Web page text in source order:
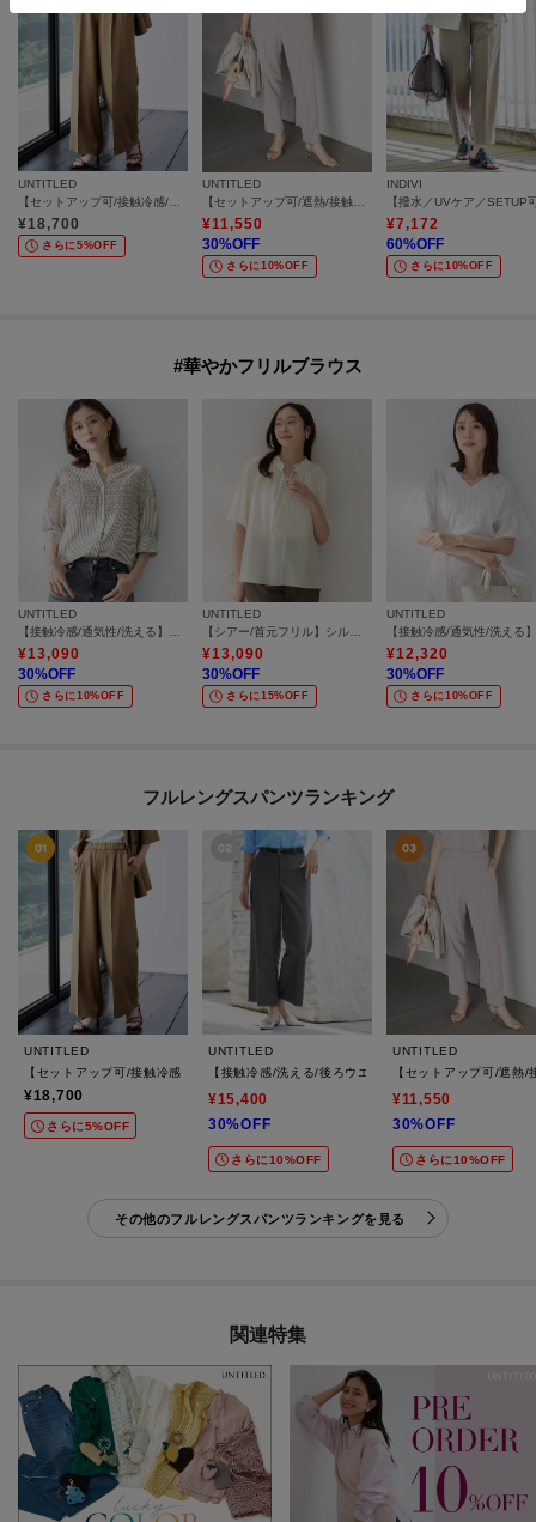
UNTITLED
¥18,700
さらに5%OFF
UNTITLED
¥11,550
30%OFF
さらに10%OFF
INDIVI
¥7,172
60%OFF
さらに10%OFF
#華やかフリルブラウス
UNTITLED
【接触冷感/通気性/洗える】フロントフリルブラウス
¥13,090
30%OFF
さらに10%OFF
UNTITLED
【シアー/首元フリル】シルキーシフォンブラウス
¥13,090
30%OFF
さらに15%OFF
UNTITLED
¥12,320
30%OFF
さらに10%OFF
フルレングスパンツランキング
UNTITLED
【セットアップ可/接触冷感/通気性】エアリークールワイドパンツ
¥18,700
さらに5%OFF
UNTITLED
【接触冷感/洗える/後ろウエストゴム】オックスワイド
¥15,400
30%OFF
さらに10%OFF
UNTITLED
【セットアップ可/遮熱
¥11,550
30%OFF
さらに10%OFF
その他のフルレングスパンツランキングを見る
関連特集